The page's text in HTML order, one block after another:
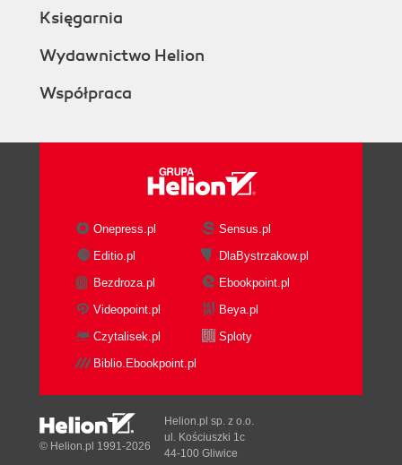
Księgarnia
Wydawnictwo Helion
Współpraca
Onepress.pl
Sensus.pl
Editio.pl
DlaBystrzakow.pl
Bezdroza.pl
Ebookpoint.pl
Videopoint.pl
Beya.pl
Czytalisek.pl
Sploty
Biblio.Ebookpoint.pl
© Helion.pl 1991-2026
Helion.pl sp. z o.o.
ul. Kościuszki 1c
44-100 Gliwice